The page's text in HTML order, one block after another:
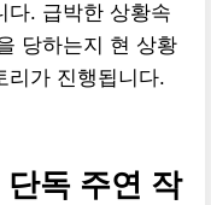
다. 급박한 상황속
당하는지 현 상황
리가 진행됩니다.
독 주연 작